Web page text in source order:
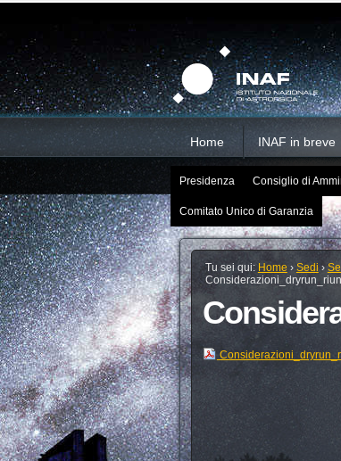
contenuti.
Salta
alla
navigazione
Home INAF in breve
Presidenza Consiglio di
Comitato Unico di Garanzia
Tu sei qui: Home › Sedi ›